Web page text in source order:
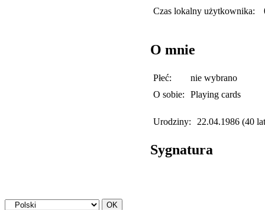
Czas lokalny użytkownika:
O mnie
Płeć:
nie wybrano
O sobie:
Playing cards
Urodziny: 22.04.1986 (40
Sygnatura